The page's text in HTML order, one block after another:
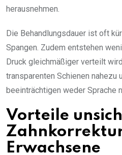
herausnehmen.
Die Behandlungsdauer ist oft
Spangen. Zudem entstehen
Druck gleichmäßiger verteilt
transparenten Schienen nahezu
beeinträchtigen weder Sprache
Vorteile
Erwachsene